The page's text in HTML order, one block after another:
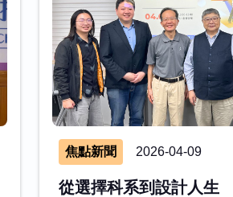
焦點新聞 2026-04-09
從選擇科系到設計人生